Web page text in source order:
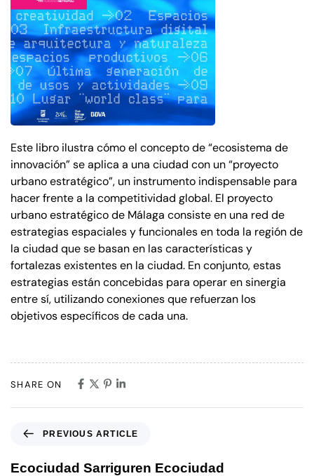
Este libro ilustra cómo el concepto de “ecosistema de
innovación” se aplica a una ciudad con un “proyecto
urbano estratégico”, un instrumento indispensable para
hacer frente a la competitividad global. El proyecto
urbano estratégico de Málaga consiste en una red de
estrategias espaciales y funcionales en toda la región de
la ciudad que se basan en las características y
fortalezas existentes en la ciudad. En conjunto, estas
estrategias están concebidas para operar en sinergia
entre sí, utilizando conexiones que refuerzan los
objetivos específicos de cada una.
SHARE ON
PREVIOUS ARTICLE
Ecociudad Sarriguren Ecociudad